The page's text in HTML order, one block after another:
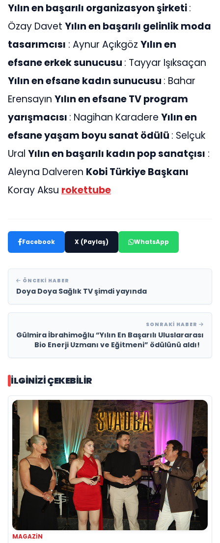
Yılın en başarılı organizasyon şirketi:
Özay Davet Yılın en başarılı gelinlik moda
tasarımcısı : Aynur Açıkgöz Yılın en
efsane erkek sunucusu : Tayyar Işıksaçan
Yılın en efsane kadın sunucusu : Bahar
Erensayın Yılın en efsane TV program
yarışmacısı : Nagihan Karadere Yılın en
efsane yaşam boyu sanat ödülü : Selçuk
Ural Yılın en başarılı kadın pop sanatçısı :
Aleyna Dalveren Kobi Türkiye Başkanı
Koray Aksu rokettube
Facebook X (Paylaş) WhatsApp
ÖNCEKI HABER
Doya Doya Sağlık TV şimdi yayında
SONRAKI HABER
Gülmira İbrahimoğlu “Yılın En Başarılı Uluslararası
Bio Enerji Uzmanı ve Eğitmeni” ödülünü aldı!
İLGINIZI ÇEKEBILIR
MAGAZİN